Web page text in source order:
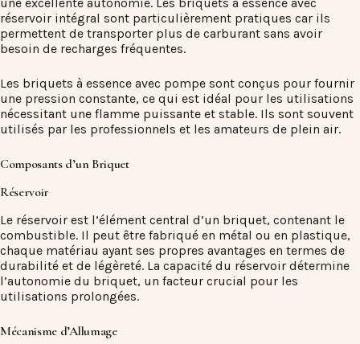
réservoir intégral sont particulièrement pratiques car ils
permettent de transporter plus de carburant sans avoir
besoin de recharges fréquentes.
Les briquets à essence avec pompe sont conçus pour fournir
une pression constante, ce qui est idéal pour les utilisations
nécessitant une flamme puissante et stable. Ils sont souvent
utilisés par les professionnels et les amateurs de plein air.
Composants d’un Briquet
Réservoir
Le réservoir est l’élément central d’un briquet, contenant le
combustible. Il peut être fabriqué en métal ou en plastique,
chaque matériau ayant ses propres avantages en termes de
durabilité et de légèreté. La capacité du réservoir détermine
l’autonomie du briquet, un facteur crucial pour les
utilisations prolongées.
Mécanisme d’Allumage